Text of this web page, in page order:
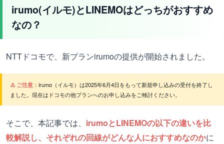
irumo(イルモ)とLINEMOはどっちがおすすめ
なの？
NTTドコモで、新プランirumoの提供が開始されました。
⚠️ ご注意： irumo（イルモ）は2025年6月4日をもって新規申し込みの受付を終了し
ました。現在はドコモの他プランへのお申し込みをご検討ください。
そこで、本記事では、 irumoとLINEMOの以下の違いを比
較解説し、それぞれの回線がどんな人におすすめなのかに